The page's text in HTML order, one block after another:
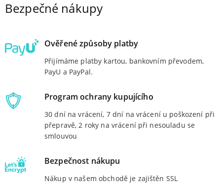
Bezpečné nákupy
Ověřené způsoby platby
Přijímáme platby kartou, bankovním převodem,
PayU a PayPal.
Program ochrany kupujícího
30 dní na vrácení, 7 dní na vrácení u poškození při
přepravě, 2 roky na vrácení při nesouladu se
smlouvou
Bezpečnost nákupu
Nákup v našem obchodě je zajištěn SSL